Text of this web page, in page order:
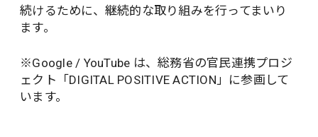
続けるために、継続的な取り組みを行ってまいり
ます。
※Google / YouTube は、総務省の官民連携プロジ
ェクト「DIGITAL POSITIVE ACTION」に参画して
います。